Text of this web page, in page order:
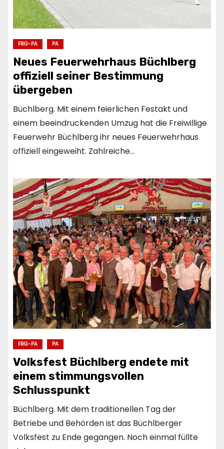
FRG-PA PA
Neues Feuerwehrhaus Büchlberg
offiziell seiner Bestimmung
übergeben
Büchlberg. Mit einem feierlichen Festakt und
einem beeindruckenden Umzug hat die Freiwillige
Feuerwehr Büchlberg ihr neues Feuerwehrhaus
offiziell eingeweiht. Zahlreiche…
FRG-PA PA
Volksfest Büchlberg endete mit
einem stimmungsvollen
Schlusspunkt
Büchlberg. Mit dem traditionellen Tag der
Betriebe und Behörden ist das Büchlberger
Volksfest zu Ende gegangen. Noch einmal füllte